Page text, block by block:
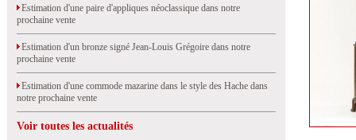
Estimation d'une paire d'appliques néoclassique dans notre
prochaine vente
Estimation d'un bronze signé Jean-Louis Grégoire dans notre
prochaine vente
Estimation d'une commode mazarine dans le style des Hache dans
notre prochaine vente
Voir toutes les actualités